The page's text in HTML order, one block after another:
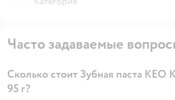
Часто задаваемые
Сколько стоит Зубная паста KEO
95 г?